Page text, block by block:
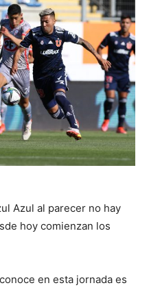
Azul al parecer no hay
hoy comienzan los
en esta jornada es